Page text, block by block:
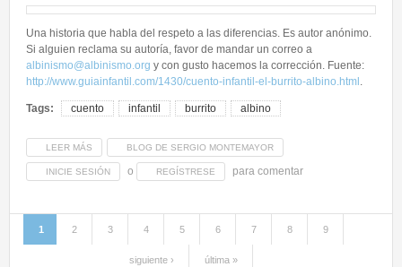
Albinismo
Genética
Salud Visual
Cuidado de la Piel
Desarrollo Psico-Social
Asociaciones Mundiales
Biblioteca Virtual
Famosos con Albinismo
Una historia que habla del respeto a las diferencias. Es autor anónimo.
Si alguien reclama su autoría, favor de mandar un correo a
albinismo@albinismo.org y con gusto hacemos la corrección. Fuente:
http://www.guiainfantil.com/1430/cuento-infantil-el-burrito-albino.html .
Tags: cuento infantil burrito albino
LEER MÁS SOBRE CUENTO INFANTIL - EL BURRITO ALBINO
BLOG DE SERGIO MONTEMAYOR
INICIE SESIÓN o REGÍSTRESE para comentar
Páginas
1 2 3 4 5 6 7 8 9
siguiente › última »